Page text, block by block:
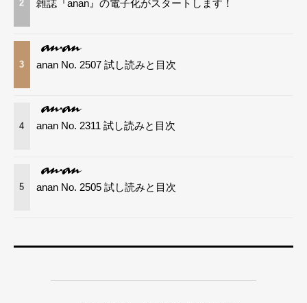
2 雑誌『anan』の電子化がスタートします！
3 anan No. 2507 試し読みと目次
4 anan No. 2311 試し読みと目次
5 anan No. 2505 試し読みと目次